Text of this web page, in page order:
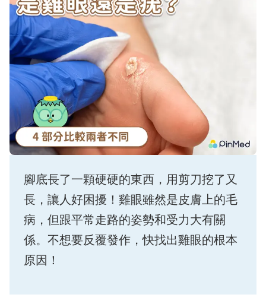
腳底長了一顆硬硬的東西，用剪刀挖了又
長，讓人好困擾！雞眼雖然是皮膚上的毛
病，但跟平常走路的姿勢和受力大有關
係。不想要反覆發作，快找出雞眼的根本
原因！